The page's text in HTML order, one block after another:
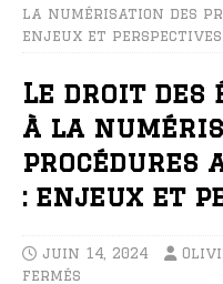
la numérisation des
enjeux et perspectives
Le droit des
à la
procédures
: enjeux et
juin 14, 2024
fermés